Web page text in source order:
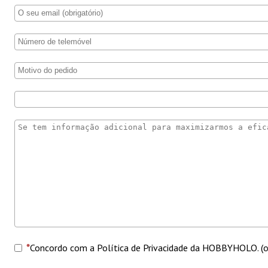
Concordo com a Política de Privacidade da HOBBYHOLO.